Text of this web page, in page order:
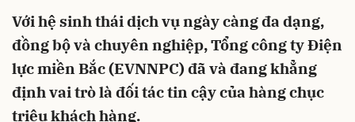
Với hệ sinh thái dịch vụ ngày càng đa dạng,
đồng bộ và chuyên nghiệp, Tổng công ty Điện
lực miền Bắc (EVNNPC) đã và đang khẳng
định vai trò là đối tác tin cậy của hàng chục
triệu khách hàng.
Hủy